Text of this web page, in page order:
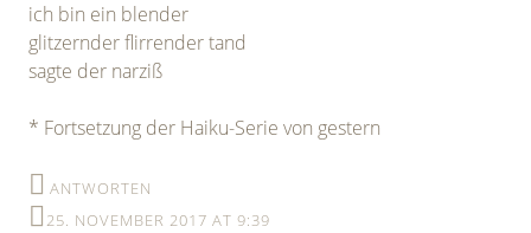
ich bin ein blender
glitzernder flirrender tand
sagte der narziß
* Fortsetzung der Haiku-Serie von gestern
ANTWORTEN
25. NOVEMBER 2017 AT 9:39